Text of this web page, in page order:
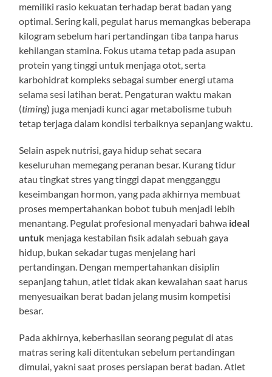
memiliki rasio kekuatan terhadap berat badan yang
optimal. Sering kali, pegulat harus memangkas beberapa
kilogram sebelum hari pertandingan tiba tanpa harus
kehilangan stamina. Fokus utama tetap pada asupan
protein yang tinggi untuk menjaga otot, serta
karbohidrat kompleks sebagai sumber energi utama
selama sesi latihan berat. Pengaturan waktu makan
(timing) juga menjadi kunci agar metabolisme tubuh
tetap terjaga dalam kondisi terbaiknya sepanjang waktu.
Selain aspek nutrisi, gaya hidup sehat secara
keseluruhan memegang peranan besar. Kurang tidur
atau tingkat stres yang tinggi dapat mengganggu
keseimbangan hormon, yang pada akhirnya membuat
proses mempertahankan bobot tubuh menjadi lebih
menantang. Pegulat profesional menyadari bahwa ideal
untuk menjaga kestabilan fisik adalah sebuah gaya
hidup, bukan sekadar tugas menjelang hari
pertandingan. Dengan mempertahankan disiplin
sepanjang tahun, atlet tidak akan kewalahan saat harus
menyesuaikan berat badan jelang musim kompetisi
besar.
Pada akhirnya, keberhasilan seorang pegulat di atas
matras sering kali ditentukan sebelum pertandingan
dimulai, yakni saat proses persiapan berat badan. Atlet